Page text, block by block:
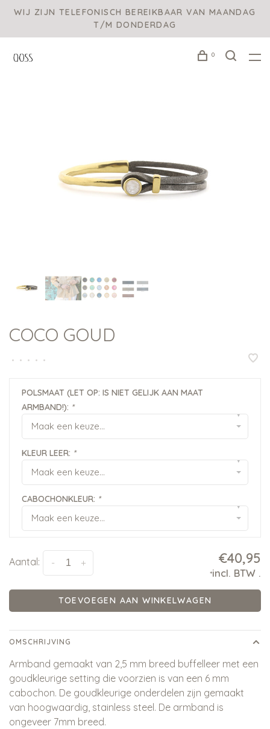
WIJ ZIJN TELEFONISCH BEREIKBAAR VAN MAANDAG
T/M DONDERDAG
0
COCO GOUD
• • • • •
POLSMAAT (LET OP: IS NIET GELIJK AAN MAAT
ARMBAND!): *
Maak een keuze...
▾
KLEUR LEER: *
Maak een keuze...
▾
CABOCHONKLEUR: *
Maak een keuze...
▾
Aantal: +
- €40,95
*incl. BTW .
TOEVOEGEN AAN WINKELWAGEN
OMSCHRIJVING
Armband gemaakt van 2,5 mm breed buffelleer met een
goudkleurige setting die voorzien is van een 6 mm
cabochon. De goudkleurige onderdelen zijn gemaakt
van hoogwaardig, stainless steel. De armband is
ongeveer 7mm breed.